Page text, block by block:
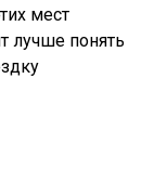
мест
лучше понять